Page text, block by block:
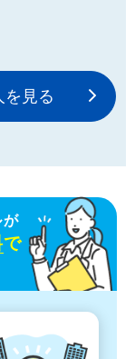
を見る
が
で